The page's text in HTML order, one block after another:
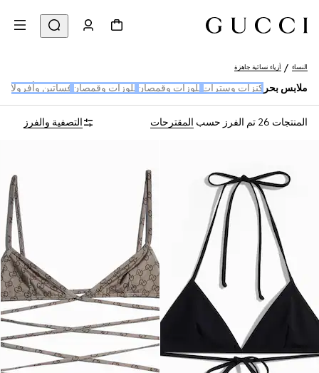
النساء أزياء نسائية جاهزة
ملابس بحر كنزات وسترات بلوزات وقمصان بلوزات وقمصان فساتين وأفرولات
المنتجات 26 تم الفرز حسب المقترحات التصفية والفرز